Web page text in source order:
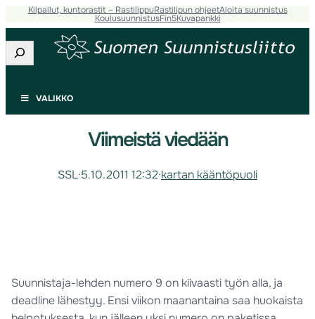
Kilpailut, kuntorastit – RastilippuRastilipun ohjeetAloita suunnistus
KoulusuunnistusFin5Kuvapankki
Etsi
VALIKKO
Viimeistä viedään
SSL·5.10.2011 12:32·kartan kääntöpuoli
Suunnistaja-lehden numero 9 on kiivaasti työn alla, ja
deadline lähestyy. Ensi viikon maanantaina saa huokaista